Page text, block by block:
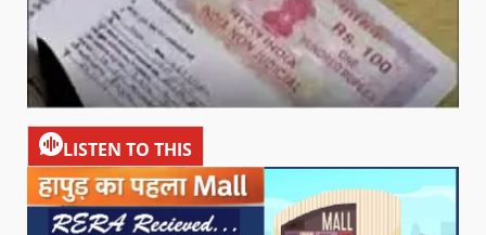
LISTEN TO THIS